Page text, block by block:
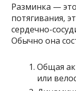
Разминка —
потягивания,
сердечно-
Обычно она
Общая
или